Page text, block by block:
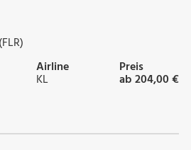
Airline
KL
Preis
ab 204,00 €